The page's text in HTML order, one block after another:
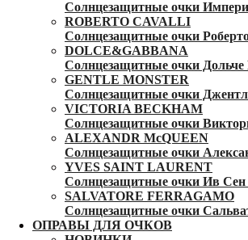
Солнцезащитные очки
ROBERTO CAVALLI
Солнцезащитные очки
DOLCE&GABBANA
Солнцезащитные очки Дольче
GENTLE MONSTER
Солнцезащитные очки
VICTORIA BECKHAM
Солнцезащитные очки
ALEXANDR McQUEEN
Солнцезащитные очки
YVES SAINT LAURENT
Солнцезащитные очки Ив
SALVATORE FERRAGAMO
Солнцезащитные очки
ОПРАВЫ ДЛЯ ОЧКОВ